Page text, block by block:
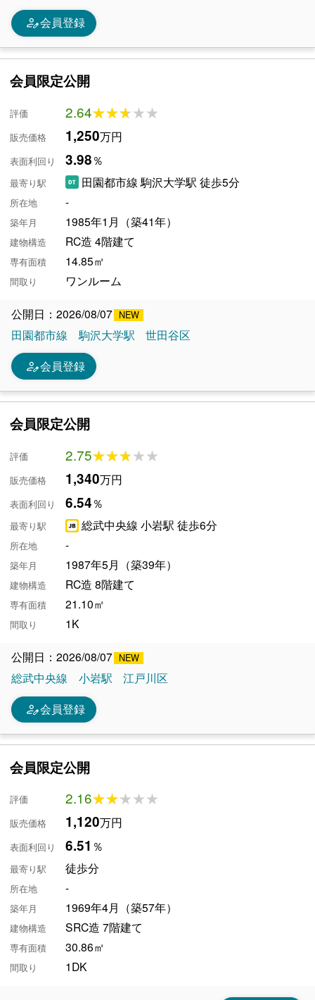
person_edit会員登録
会員限定公開
評価 2.64★★★★★
★★★★★
販売価格 1,250万円
表面利回り 3.98％
最寄り駅 田園都市線 駒沢大学駅 徒歩5分
所在地 -
築年月 1985年1月（築41年）
建物構造 RC造 4階建て
専有面積 14.85㎡
間取り ワンルーム
公開日：2026/08/07
田園都市線
駒沢大学駅 世田谷区
person_edit会員登録
会員限定公開
評価 2.75★★★★★
★★★★★
販売価格 1,340万円
表面利回り 6.54％
最寄り駅 総武中央線 小岩駅 徒歩6分
所在地 -
築年月 1987年5月（築39年）
建物構造 RC造 8階建て
専有面積 21.10㎡
間取り 1K
公開日：2026/08/07
総武中央線
小岩駅 江戸川区
person_edit会員登録
会員限定公開
評価 2.16★★★★★
★★★★★
販売価格 1,120万円
表面利回り 6.51 ％
最寄り駅 徒歩分
所在地 -
築年月 1969年4月（築57年）
建物構造 SRC造 7階建て
専有面積 30.86㎡
間取り 1DK